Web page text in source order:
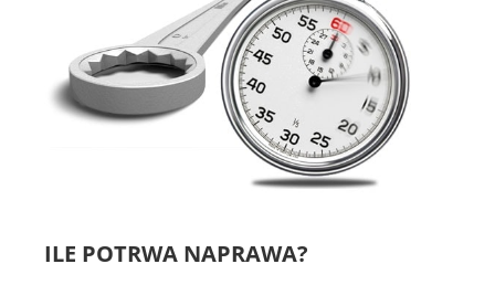
ILE POTRWA NAPRAWA?